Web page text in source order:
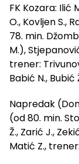
FK Kozara: Ilić
O., Kovljen S.,
78. min.
M.),
trener:
Babić N., Bubić
Napredak
(od 80. min.
Ž., Zarić J.,
Matić Z.,